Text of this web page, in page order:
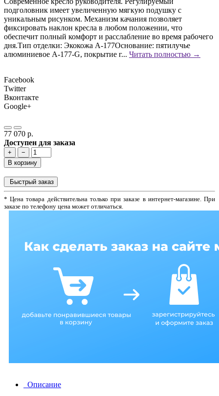
подголовник имеет увеличенную мягкую подушку с
уникальным рисунком. Механизм качания позволяет
фиксировать наклон кресла в любом положении, что
обеспечит полный комфорт и расслабление во время рабочего
дня.Тип отделки: Экокожа А-177Основание: пятилучье
алюминиевое А-177-G, покрытие г... Читать полностью →
Facebook
Twitter
Вконтакте
Google+
77 070 р.
Доступен для заказа
+
−
В корзину
Быстрый заказ
* Цена товара действительна только при заказе в интернет-магазине. При
заказе по телефону цена может отличаться.
Описание